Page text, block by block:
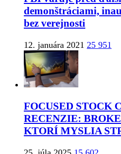
demonštráciami,
bez verejnosti
12. januára 2021 25 951
FOCUSED STOCK
RECENZIE:
KTORÍ MYSLIA